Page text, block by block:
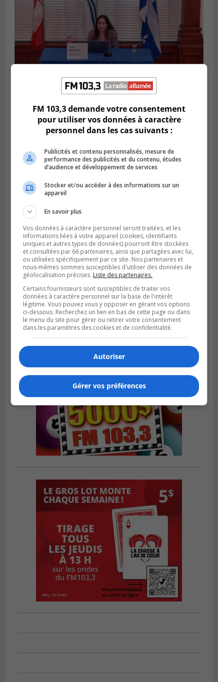
VIEUX-LONGUEUIL
Publié le 5 août 2026 à 09h30
citoyens du district Michel‑Chartrand
LONGUEUIL
Publié le 4 août 2026 à 08h28
Longueuil demande de reporter une
élection partielle
FM 103,3 demande votre consentement
pour utiliser vos données à caractère
personnel dans les cas suivants :
Publicités et contenu personnalisés, mesure de
performance des publicités et du contenu, études
d’audience et développement de services
Stocker et/ou accéder à des informations sur un
appareil
En savoir plus
Vos données à caractère personnel seront traitées, et les
informations liées à votre appareil (cookies, identifiants
uniques et autres types de données) pourront être stockées
et consultées par 66 partenaires, ainsi que partagées avec lui,
ou utilisées spécifiquement par ce site. Nos partenaires et
nous-mêmes sommes susceptibles d'utiliser des données de
géolocalisation précises. Liste des partenaires.
Certains fournisseurs sont susceptibles de traiter vos
données à caractère personnel sur la base de l'intérêt
légitime. Vous pouvez vous y opposer en gérant vos options
ci-dessous. Recherchez un lien en bas de cette page ou dans
le menu du site pour gérer ou retirer votre consentement
dans les paramètres des cookies et de confidentialité.
Autoriser
Gérer vos préférences